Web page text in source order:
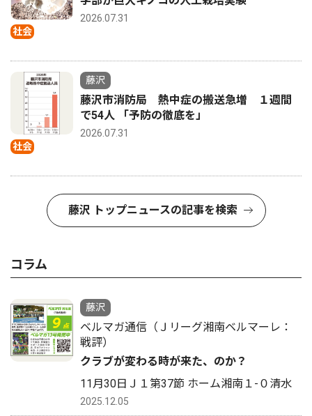
社会
2026.07.31
社会
藤沢
藤沢市消防局 熱中症の搬送急増 １週間
で54人 「予防の徹底を」
2026.07.31
藤沢 トップニュースの記事を検索
コラム
藤沢
ベルマガ通信（Ｊリーグ湘南ベルマーレ：
戦評）
クラブが変わる時が来た、のか？
11月30日Ｊ１第37節 ホーム湘南１-０清水
2025.12.05